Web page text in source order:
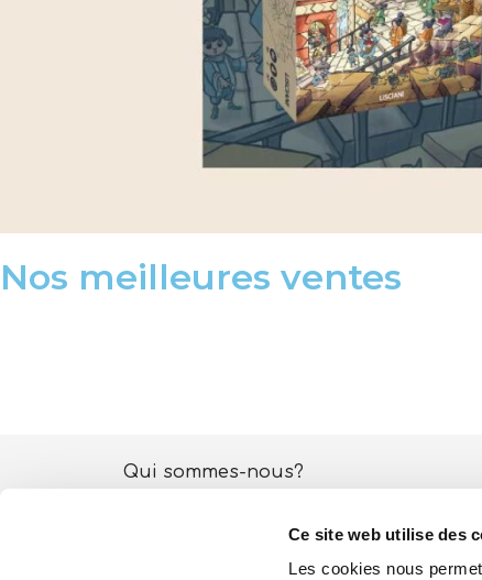
Ce site web utilise des
Les cookies nous
Nos meilleures ventes
Qui sommes-nous?